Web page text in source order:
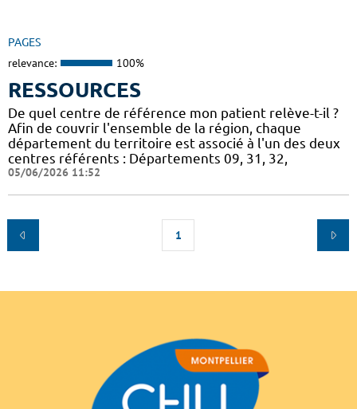
PAGES
relevance: 100%
RESSOURCES
De quel centre de référence mon patient relève-t-il ?
Afin de couvrir l'ensemble de la région, chaque
département du territoire est associé à l'un des deux
centres référents : Départements 09, 31, 32,
05/06/2026 11:52
1